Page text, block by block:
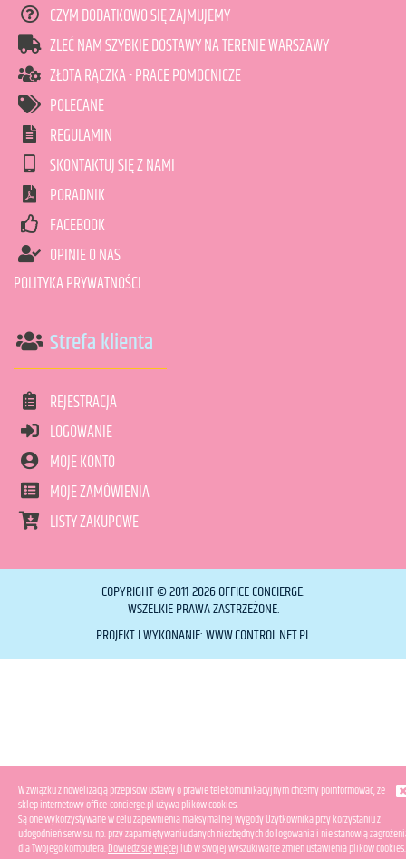
CZYM DODATKOWO SIĘ ZAJMUJEMY
ZLEĆ NAM SZYBKIE DOSTAWY NA TERENIE WARSZAWY
ZŁOTA RĄCZKA - PRACE POMOCNICZE
POLECANE
REGULAMIN
SKONTAKTUJ SIĘ Z NAMI
PORADNIK
FACEBOOK
OPINIE O NAS
POLITYKA PRYWATNOŚCI
Strefa klienta
REJESTRACJA
LOGOWANIE
MOJE KONTO
MOJE ZAMÓWIENIA
LISTY ZAKUPOWE
COPYRIGHT © 2011-2026 OFFICE CONCIERGE.
WSZELKIE PRAWA ZASTRZEŻONE.
PROJEKT I WYKONANIE:WWW.CONTROL.NET.PL
W związku z nowelizacją przepisów ustawy o prawie telekomunikacyjnym chcemy poinformować, że
sklep internetowy office-concierge.pl używa plików cookies.
Są one wykorzystywane w celu zapewnienia maksymalnej wygody Użytkownika przy korzystaniu z
udogodnień serwisu, np. przy zapamiętywaniu danych niezbędnych do logowania i nie stanowią
dla Twojego komputera.Dowiedz się więcej lub w swojej wyszukiwarce zmień ustawienia plików cookies.